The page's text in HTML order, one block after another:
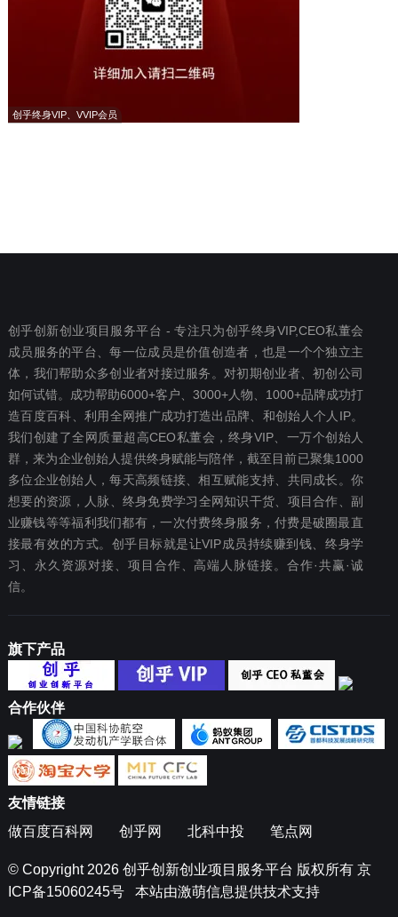
创乎终身VIP、VVIP会员
创乎创新创业项目服务平台 - 专注只为创乎终身VIP,CEO私董会
成员服务的平台、每一位成员是价值创造者，也是一个个独立主
体，我们帮助众多创业者对接过服务。对初期创业者、初创公司
如何试错。成功帮助6000+客户、3000+人物、1000+品牌成功打
造百度百科、利用全网推广成功打造出品牌、和创始人个人IP。
我们创建了全网质量超高CEO私董会，终身VIP、一万个创始人
群，来为企业创始人提供终身赋能与陪伴，截至目前已聚集1000
多位企业创始人，每天高频链接、相互赋能支持、共同成长。你
想要‬的资源，人脉、终身免费学习全网知识干货、项目合作、副
业赚钱等等福利我们都‬有，一次付费终‬身服务，付费是破圈最‬直
接最有效‬的方式。创乎目标就是让VIP成员持续赚到钱、终身学
习、永久资源对接、项目合作、高端人脉链接。合作·共赢·诚
信。
旗下产品
合作伙伴
友情链接
做百度百科网
创乎网 北科中投 笔点网
© Copyright 2026 创乎创新创业项目服务平台 版权所有 京
ICP备15060245号本站由激萌信息提供技术支持